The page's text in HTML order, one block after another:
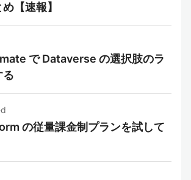
【速報】
で Dataverse の選択肢のラ
る
の従量課金制プランを試して